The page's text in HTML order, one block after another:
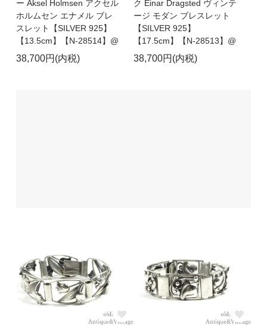
ー Aksel Holmsen アクセル
ホルムセン エナメル ブレ
スレット【SILVER 925】
【13.5cm】【N-28514】@
38,700円(内税)
ク Einar Dragsted ヴィンテ
ージ モダン ブレスレット
【SILVER 925】
【17.5cm】【N-28513】@
38,700円(内税)